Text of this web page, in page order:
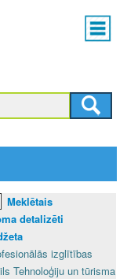
Main
menu
Meklētais
detalizēti
izglītības
Tehnoloģiju un tūrisma